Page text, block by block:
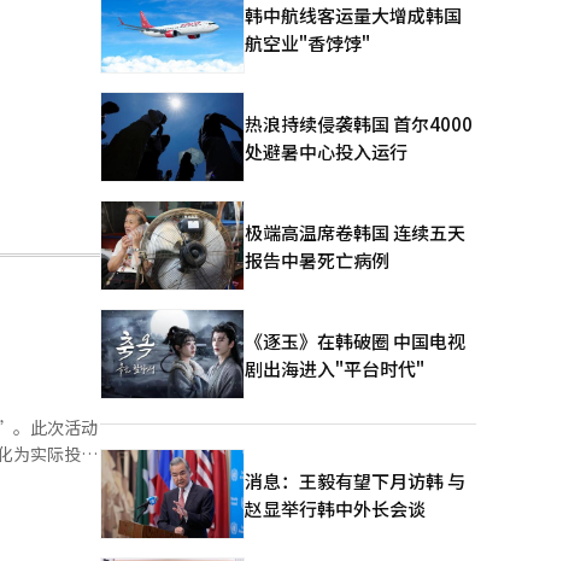
。此次活动
为实际投资
来能源系
韩中航线客运量大增成韩国
航空业"香饽饽"
热浪持续侵袭韩国 首尔4000
处避暑中心投入运行
极端高温席卷韩国 连续五天
报告中暑死亡病例
《逐玉》在韩破圈 中国电视
剧出海进入"平台时代"
消息：王毅有望下月访韩 与
赵显举行韩中外长会谈